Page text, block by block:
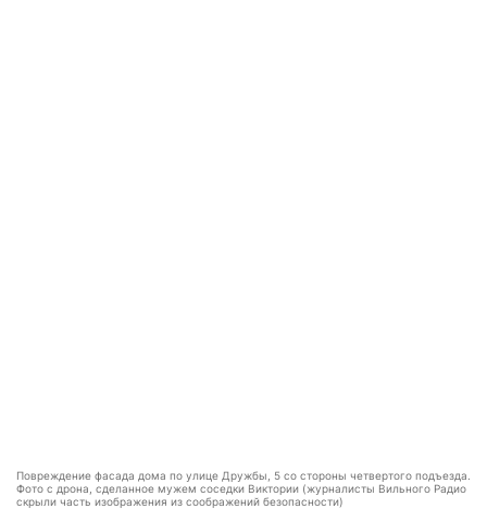
Повреждение фасада дома по улице Дружбы, 5 со стороны четвертого подъезда.
Фото с дрона, сделанное мужем соседки Виктории (журналисты Вильного Радио
скрыли часть изображения из соображений безопасности)